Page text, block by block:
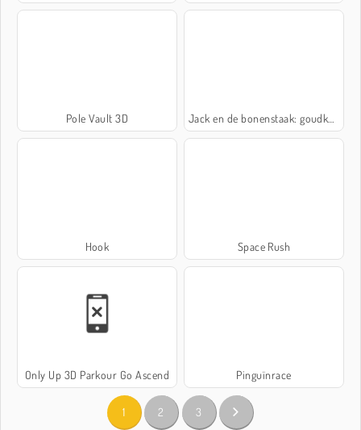
Pole Vault 3D Jack en de bonenstaak: goudkoorts
Hook Space Rush
Only Up 3D Parkour Go Ascend Pinguïnrace
1 2 3